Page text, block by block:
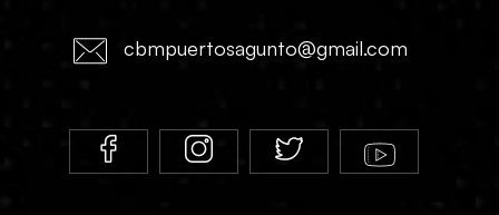
cbmpuertosagunto@gmail.com